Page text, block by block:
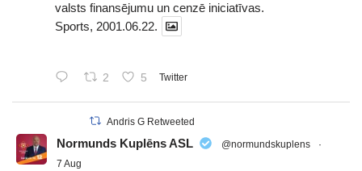
valsts finansējumu un cenzē iniciatīvas.
Sports, 2001.06.22.
2 5 Twitter
Andris G Retweeted
Normunds Kuplēns ASL @normundskuplens
·
7 Aug